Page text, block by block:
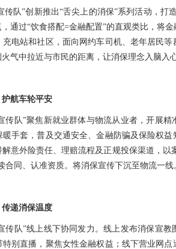
传队”创新推出“舌尖上的消保”系列活动，打
通过“饮食搭配=金融配置”的直观类比，将
电站和社区，面向网约车司机、老年居民
气中拉近与市民的距离，让消保理念入脑入
护航车轮平安
传队”聚焦新就业群体与物流从业者，开展
手套，普及交通安全、金融防骗及保险权
意外险责任、理赔流程及正规投保渠道，以
合同、认准资质。将消保宣传下沉至物流一线
传递消保温度
传队”线上线下协同发力。线上发布消保宣
别直播，聚焦女性金融权益；线下营业网